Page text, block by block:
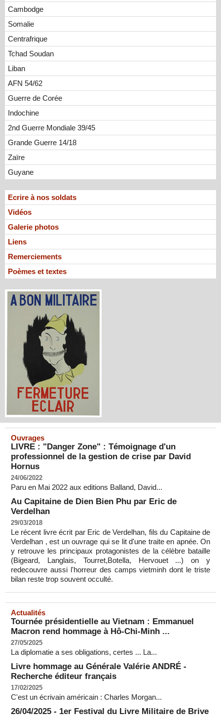
Cambodge
Somalie
Centrafrique
Tchad Soudan
Liban
AFN 54/62
Guerre de Corée
Indochine
2nd Guerre Mondiale 39/45
Grande Guerre 14/18
Zaïre
Guyane
Ecrire à nos soldats
Vidéos
Galerie photos
Liens
Remerciements
Poèmes et textes
Ouvrages
LIVRE : "Danger Zone" : Témoignage d'un
professionnel de la gestion de crise par David
Hornus
24/06/2022
Paru en Mai 2022 aux editions Balland, David...
Au Capitaine de Dien Bien Phu par Eric de
Verdelhan
29/03/2018
Le récent livre écrit par Eric de Verdelhan, fils du Capitaine de
Verdelhan , est un ouvrage qui se lit d'une traite en apnée. On
y retrouve les principaux protagonistes de la célèbre bataille
(Bigeard, Langlais, Tourret,Botella, Hervouet ...) on y
redecouvre aussi l'horreur des camps vietminh dont le triste
bilan reste trop souvent occulté.
Actualités
Tournée présidentielle au Vietnam : Emmanuel
Macron rend hommage à Hô-Chi-Minh ...
27/05/2025
La diplomatie a ses obligations, certes ... La...
Livre hommage au Générale Valérie ANDRÉ -
Recherche éditeur français
17/02/2025
C'est un écrivain américain : Charles Morgan...
26/04/2025 - 1er Festival du Livre Militaire de Brive